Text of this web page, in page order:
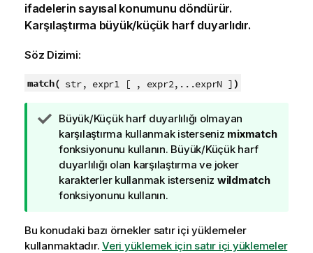
ifadelerin sayısal konumunu döndürür.
Karşılaştırma büyük/küçük harf duyarlıdır.
Söz Dizimi:
match( str, expr1 [ , expr2,...exprN ] )
İ
p
u
c
u
n
t
u
Büyük/Küçük harf duyarlılığı olmayan
karşılaştırma kullanmak isterseniz mixmatch
fonksiyonunu kullanın. Büyük/Küçük harf
duyarlılığı olan karşılaştırma ve joker
karakterler kullanmak isterseniz wildmatch
fonksiyonunu kullanın.
Bu konudaki bazı örnekler satır içi yüklemeler
kullanmaktadır. Veri yüklemek için satır içi yüklemeler